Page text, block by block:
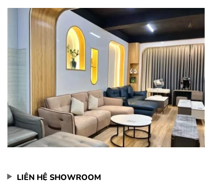
LIÊN HỆ SHOWROOM